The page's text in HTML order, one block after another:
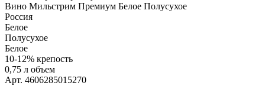
Вино Мильстрим Премиум Белое Полусухое
Россия
Белое
Полусухое
Белое
10-12% крепость
0,75 л объем
Арт. 4606285015270